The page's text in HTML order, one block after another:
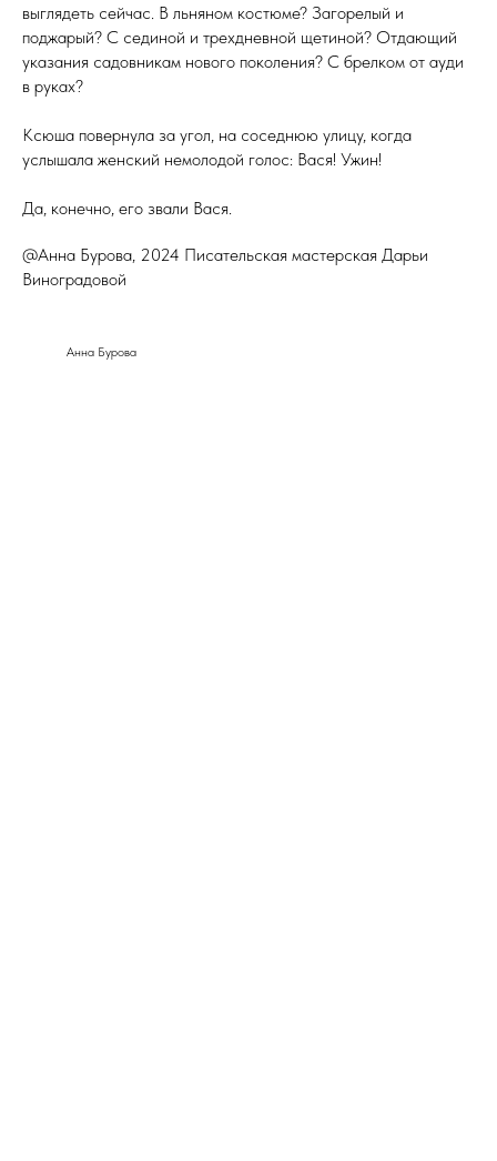
выглядеть сейчас. В льняном костюме? Загорелый и
поджарый? С сединой и трехдневной щетиной? Отдающий
указания садовникам нового поколения? C брелком от ауди
в руках?
Ксюша повернула за угол, на соседнюю улицу, когда
услышала женский немолодой голос: Вася! Ужин!
Да, конечно, его звали Вася.
@Анна Бурова, 2024 Писательская мастерская Дарьи
Виноградовой
Анна Бурова